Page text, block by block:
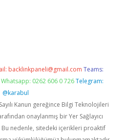
backlinkpaneli@gmail.com Teams:
Whatsapp: 0262 606 0 726 Telegram:
@karabul
Kanun gereğince Bilgi Teknolojileri
onaylanmış bir Yer Sağlayıcı
nedenle, sitedeki içerikleri proaktif